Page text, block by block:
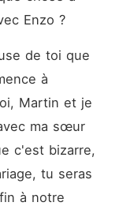
Enzo ?
de toi que
à
Martin et je
ma sœur
c'est bizarre,
tu seras
à notre